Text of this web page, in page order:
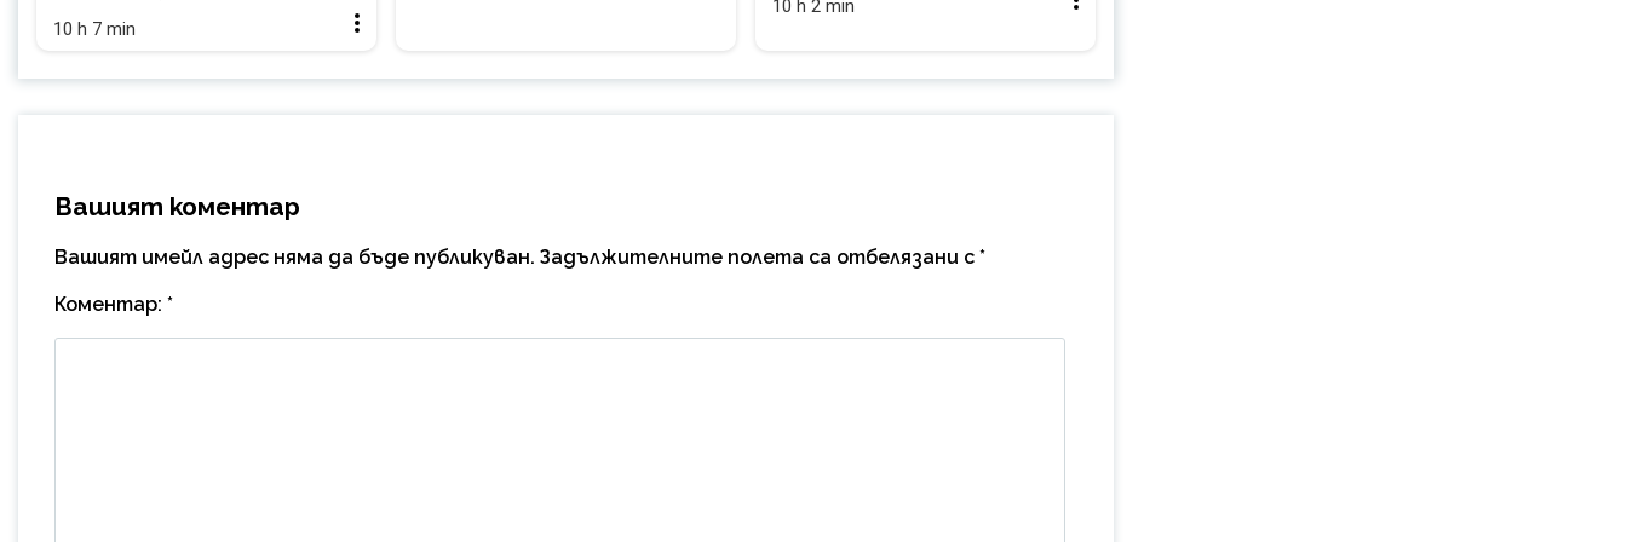
10 h 7 min
10 h 2 min
Вашият коментар
Вашият имейл адрес няма да бъде публикуван. Задължителните полета са отбелязани с *
Коментар: *